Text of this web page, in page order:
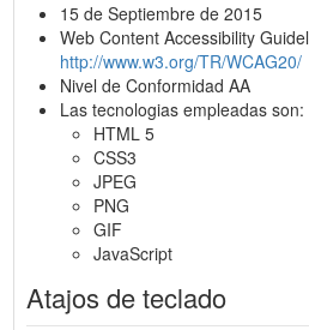
15 de Septiembre de 2015
Web Content Accessibility
http://www.w3.org/TR/WCAG20/
Nivel de Conformidad AA
Las tecnologias empleadas son:
HTML 5
CSS3
JPEG
PNG
GIF
JavaScript
Atajos de teclado